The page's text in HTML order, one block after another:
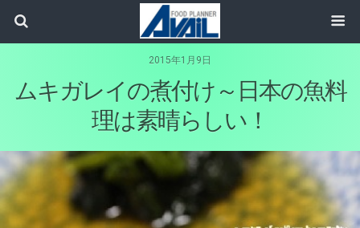
2015年1月9日
ムキガレイの煮付け～日本の魚料
理は素晴らしい！